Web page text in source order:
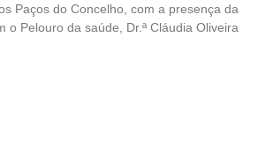
Paços do Concelho, com a presença da
o Pelouro da saúde, Dr.ª Cláudia Oliveira